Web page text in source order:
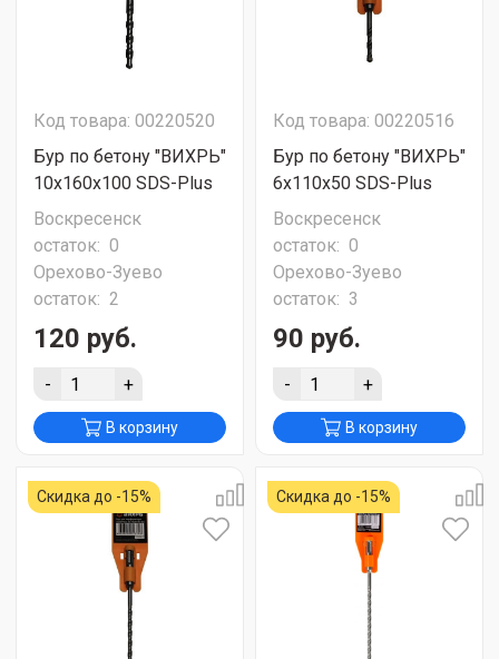
Код товара: 00220520
Бур по бетону "ВИХРЬ"
10x160x100 SDS-Plus
Воскресенск
остаток: 0
Орехово-Зуево
остаток: 2
120 руб.
- +
В корзину
Код товара: 00220516
Бур по бетону "ВИХРЬ"
6x110x50 SDS-Plus
Воскресенск
остаток: 0
Орехово-Зуево
остаток: 3
90 руб.
- +
В корзину
Скидка до -15% Скидка до -15%